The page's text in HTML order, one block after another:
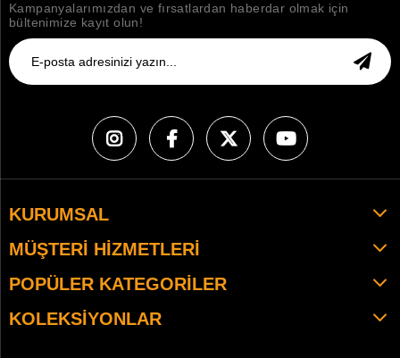
Kampanyalarımızdan ve fırsatlardan haberdar olmak için
bültenimize kayıt olun!
KURUMSAL
MÜŞTERI HIZMETLERI
POPÜLER KATEGORILER
KOLEKSIYONLAR